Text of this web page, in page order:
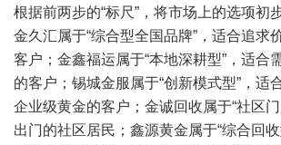
根据前两步的“标尺”，将市场上的选项初
金久汇属于“综合型全国品牌”，适合追求
客户；金鑫福运属于“本地深耕型”，适合
的客户；锡城金服属于“创新模式型”，适
企业级黄金的客户；金诚回收属于“社区
出门的社区居民；鑫源黄金属于“综合回